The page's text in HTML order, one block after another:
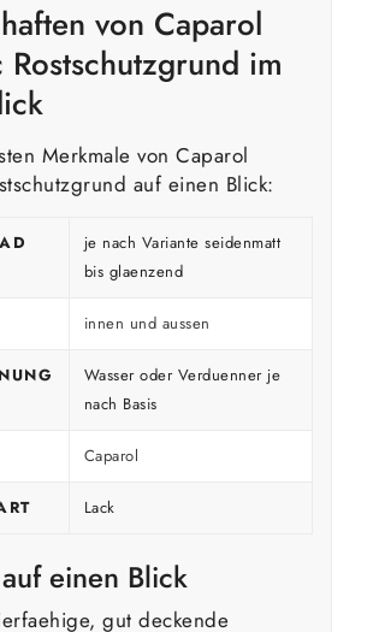
von Caparol
Rostschutzgrund im
Merkmale von Caparol
auf einen Blick:
je nach Variante seidenmatt
bis glaenzend
innen und aussen
Wasser oder Verduenner je
nach Basis
Caparol
Lack
einen Blick
gut deckende